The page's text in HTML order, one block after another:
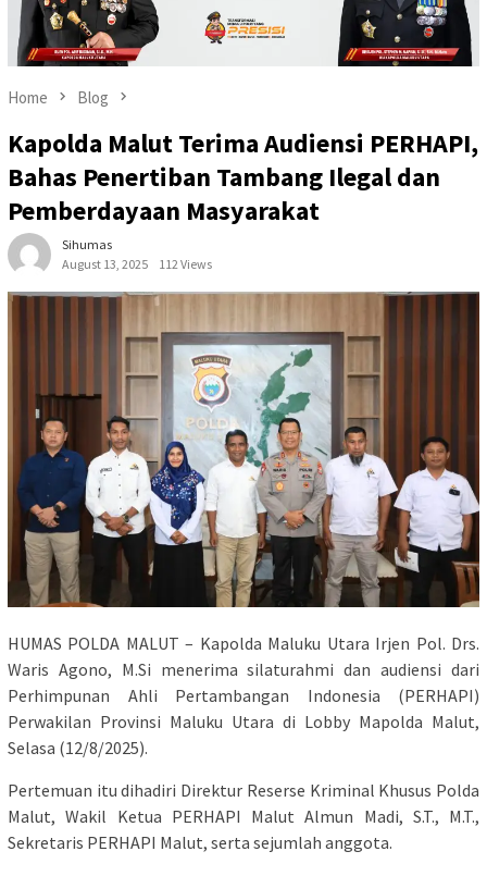
Home Blog
Kapolda Malut Terima Audiensi PERHAPI,
Bahas Penertiban Tambang Ilegal dan
Pemberdayaan Masyarakat
Sihumas
August 13, 2025
112 Views
HUMAS POLDA MALUT – Kapolda Maluku Utara Irjen Pol. Drs.
Waris Agono, M.Si menerima silaturahmi dan audiensi dari
Perhimpunan Ahli Pertambangan Indonesia (PERHAPI)
Perwakilan Provinsi Maluku Utara di Lobby Mapolda Malut,
Selasa (12/8/2025).
Pertemuan itu dihadiri Direktur Reserse Kriminal Khusus Polda
Malut, Wakil Ketua PERHAPI Malut Almun Madi, S.T., M.T.,
Sekretaris PERHAPI Malut, serta sejumlah anggota.